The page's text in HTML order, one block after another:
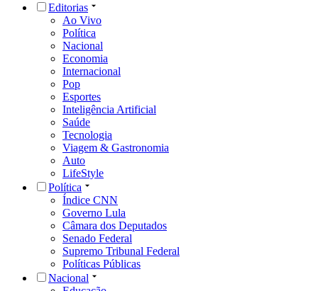
Editorias
Ao Vivo
Política
Nacional
Economia
Internacional
Pop
Esportes
Inteligência Artificial
Saúde
Tecnologia
Viagem & Gastronomia
Auto
LifeStyle
Política
Índice CNN
Governo Lula
Câmara dos Deputados
Senado Federal
Supremo Tribunal Federal
Políticas Públicas
Nacional